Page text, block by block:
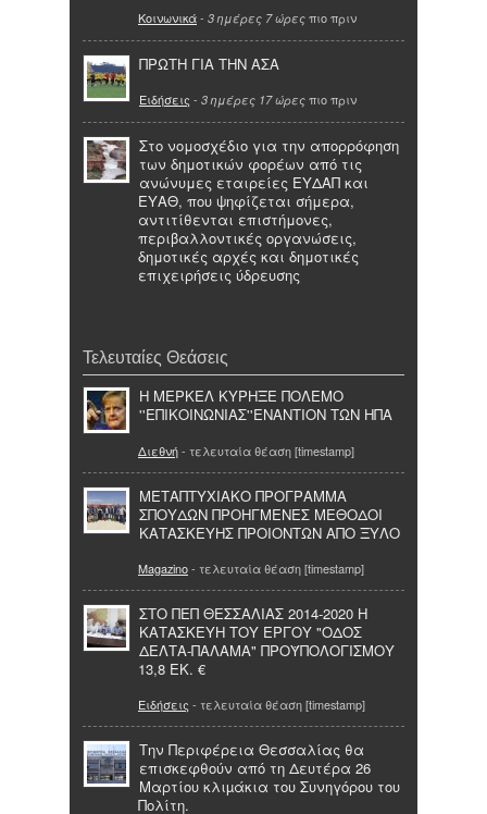
Κοινωνικά- 3 ημέρες 7 ώρες πιο πριν
ΠΡΩΤΗ ΓΙΑ ΤΗΝ ΑΣΑ
Ειδήσεις - 3 ημέρες 17 ώρες πιο πριν
Στο νομοσχέδιο για την απορρόφηση
των δημοτικών φορέων από τις
ανώνυμες εταιρείες ΕΥΔΑΠ και
ΕΥΑΘ, που ψηφίζεται σήμερα,
αντιτίθενται επιστήμονες,
περιβαλλοντικές οργανώσεις,
δημοτικές αρχές και δημοτικές
επιχειρήσεις ύδρευσης
Τελευταίες Θεάσεις
H ΜΕΡΚΕΛ ΚΥΡΗΞΕ ΠΟΛΕΜΟ
''ΕΠΙΚΟΙΝΩΝΙΑΣ''ΕΝΑΝΤΙΟΝ ΤΩΝ ΗΠΑ
Διεθνή- τελευταία θέαση [timestamp]
ΜΕΤΑΠΤΥΧΙΑΚΟ ΠΡΟΓΡΑΜΜΑ
ΣΠΟΥΔΩΝ ΠΡΟΗΓΜΕΝΕΣ ΜΕΘΟΔΟΙ
ΚΑΤΑΣΚΕΥΗΣ ΠΡΟΙΟΝΤΩΝ ΑΠΟ ΞΥΛΟ
Magazino- τελευταία θέαση [timestamp]
ΣΤΟ ΠΕΠ ΘΕΣΣΑΛΙΑΣ 2014-2020 Η
ΚΑΤΑΣΚΕΥΗ ΤΟΥ ΕΡΓΟΥ "ΟΔΟΣ
ΔΕΛΤΑ-ΠΑΛΑΜΑ" ΠΡΟΫΠΟΛΟΓΙΣΜΟΥ
13,8 ΕΚ. €
Ειδήσεις - τελευταία θέαση [timestamp]
Την Περιφέρεια Θεσσαλίας θα
επισκεφθούν από τη Δευτέρα 26
Μαρτίου κλιµάκια του Συνηγόρου του
Πολίτη.